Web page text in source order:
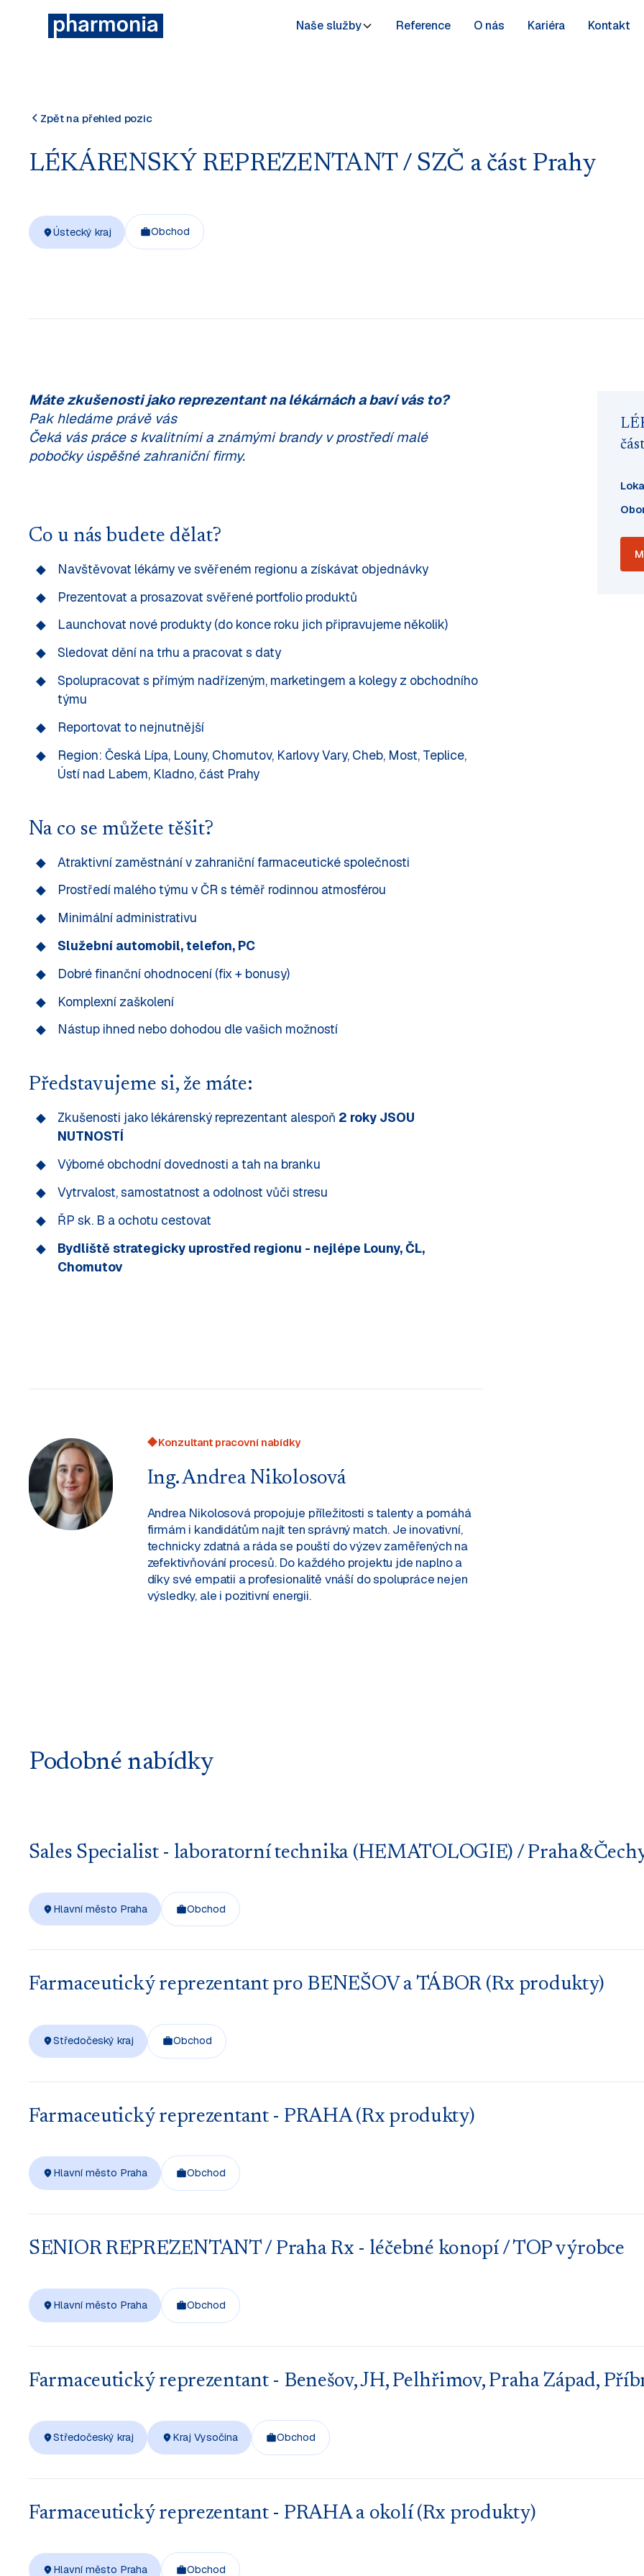
Naše služby Reference O nás Kariéra Kontakt
Zpět na přehled pozic
LÉKÁRENSKÝ REPREZENTANT / SZČ a část Prahy
Ústecký kraj Obchod
Máte zkušenosti jako reprezentant na lékárnách a baví vás to?
Pak hledáme právě vás
Čeká vás práce s kvalitními a známými brandy v prostředí malé
pobočky úspěšné zahraniční firmy.
Co u nás budete dělat?
Navštěvovat lékárny ve svěřeném regionu a získávat objednávky
Prezentovat a prosazovat svěřené portfolio produktů
Launchovat nové produkty (do konce roku jich připravujeme několik)
Sledovat dění na trhu a pracovat s daty
Spolupracovat s přímým nadřízeným, marketingem a kolegy z obchodního
týmu
Reportovat to nejnutnější
Region: Česká Lípa, Louny, Chomutov, Karlovy Vary, Cheb, Most, Teplice,
Ústí nad Labem, Kladno, část Prahy
Na co se můžete těšit?
Atraktivní zaměstnání v zahraniční farmaceutické společnosti
Prostředí malého týmu v ČR s téměř rodinnou atmosférou
Minimální administrativu
Služební automobil, telefon, PC
Dobré finanční ohodnocení (fix + bonusy)
Komplexní zaškolení
Nástup ihned nebo dohodou dle vašich možností
Představujeme si, že máte:
Zkušenosti jako lékárenský reprezentant alespoň 2 roky JSOU
NUTNOSTÍ
Výborné obchodní dovednosti a tah na branku
Vytrvalost, samostatnost a odolnost vůči stresu
ŘP sk. B a ochotu cestovat
Bydliště strategicky uprostřed regionu - nejlépe Louny, ČL,
Chomutov
Konzultant pracovní nabídky
Ing. Andrea Nikolosová
Andrea Nikolosová propojuje příležitosti s talenty a pomáhá
firmám i kandidátům najít ten správný match. Je inovativní,
technicky zdatná a ráda se pouští do výzev zaměřených na
zefektivňování procesů. Do každého projektu jde naplno a
díky své empatii a profesionalitě vnáší do spolupráce nejen
výsledky, ale i pozitivní energii.
Podobné nabídky
Sales Specialist - laboratorní technika (HEMATOLOGIE) /
Hlavní město Praha Obchod
Farmaceutický reprezentant pro BENEŠOV a TÁBOR (Rx produkty)
Středočeský kraj Obchod
Farmaceutický reprezentant - PRAHA (Rx produkty)
Hlavní město Praha Obchod
SENIOR REPREZENTANT / Praha Rx - léčebné konopí / TOP výrobce
Hlavní město Praha Obchod
Farmaceutický reprezentant - Benešov, JH, Pelhřimov, Praha Západ,
Středočeský kraj Kraj Vysočina Obchod
Farmaceutický reprezentant - PRAHA a okolí (Rx produkty)
Hlavní město Praha Obchod